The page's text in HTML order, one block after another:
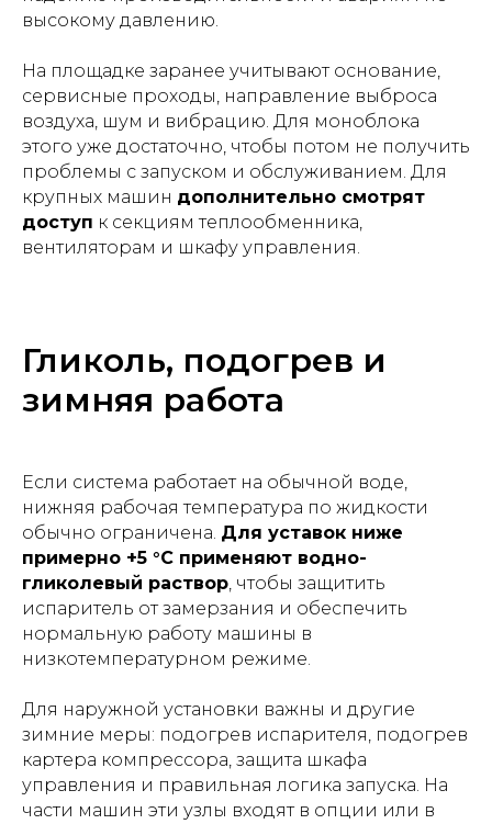
высокому давлению.
На площадке заранее учитывают основание,
сервисные проходы, направление выброса
воздуха, шум и вибрацию. Для моноблока
этого уже достаточно, чтобы потом не получить
проблемы с запуском и обслуживанием. Для
крупных машин дополнительно смотрят
доступ к секциям теплообменника,
вентиляторам и шкафу управления.
Гликоль, подогрев и
зимняя работа
Если система работает на обычной воде,
нижняя рабочая температура по жидкости
обычно ограничена. Для уставок ниже
примерно +5 °C применяют водно-
гликолевый раствор , чтобы защитить
испаритель от замерзания и обеспечить
нормальную работу машины в
низкотемпературном режиме.
Для наружной установки важны и другие
зимние меры: подогрев испарителя, подогрев
картера компрессора, защита шкафа
управления и правильная логика запуска. На
части машин эти узлы входят в опции или в